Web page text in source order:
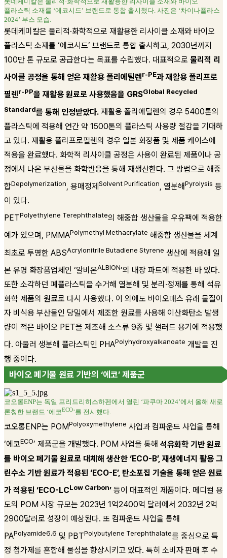
플라스틱 소재를 ‘에코시드’ 브랜드로 통합 출시했다. 사진은 ‘차이나플라스
2024’ 부스 모습.
롯데케미칼은 물리적·화학적으로 재활용한 리사이클 소재와 바이오
플라스틱 소재를 ‘에코시드’ 브랜드로 통합 출시하고, 2030년까지
100만 톤 규모로 공급한다는 목표를 수립했다. 대표적으로 물리적 리
사이클 공정을 통해 얻은 재활용 폴리에틸렌r-PE과 재활용 폴리프로
필렌r-PP을 재활용 원료로 사용했음을 GRSGlobal Recycled
Standard를 통해 인정받았다. 재활용 폴리에틸렌의 경우 5400톤의
플라스틱에 적용해 연간 약 1500톤의 플라스틱 사용량 절감을 기대하
고 있다. 재활용 폴리프로필렌의 경우 일본 화장품 및 제품 케이스에
적용을 완료했다. 화학적 리사이클 공정은 사용이 완료된 제품이나 공
정에서 나온 부산물을 화학반응을 통해 재생산한다. 그 방법으로 해중
합Depolymerization, 용매정제Solvent Purification, 열분해Pyrolysis 등
이 있다.
PETPolyethylene Terephthalate의 해중합 생산물을 우유팩에 적용한
예가 있으며, PMMAPolymethyl Methacrylate 해중합 생산물을 세계
최초로 투명한 ABSAcrylonitrile Butadiene Styrene 생산에 적용해 일
본 유명 화장품업체인 ‘알비온ALBION’의 내장 파트에 적용한 바 있다.
또한 소각하던 폐플라스틱을 수거해 열분해 및 분리·정제를 통해 석유
화학 제품의 원료로 다시 사용했다. 이 외에도 바이오매스 유래 물질이
자 비식용 부산물인 당밀에서 제조한 원료를 사용해 이산화탄소 발생
량이 적은 바이오 PET을 제조해 소스류 9종 및 샐러드 용기에 적용했
다. 아울러 생분해 플라스틱인 PHAPolyhydroxyalkanoate 개발을 진
행 중이다.
바이오 폐기물 원료 기반의 ‘에코’ 제품군
코오롱ENP는 독일 프리드리히스하펜에서 열린 ‘파쿠마 2024’에서 올해 새로
론칭한 브랜드 ‘에코ECO’를 전시했다.
코오롱ENP는 POMPolyoxymethylene 사업과 컴파운드 사업을 통해
‘에코ECO’ 제품군을 개발했다. POM 사업을 통해 석유화학 기반 원료
를 바이오 폐기물 원료로 대체해 생산한 ‘ECO-B’, 재생에너지 활용 그
린수소 기반 원료가 적용된 ‘ECO-E’, 탄소포집 기술을 통해 얻은 원료
가 적용된 ‘ECO-LCLow Carbon’ 등이 대표적인 제품이다. 메디컬 용
도의 POM 시장 규모는 2023년 1억2400억 달러에서 2032년 2억
2900달러로 성장이 예상된다. 또 컴파운드 사업을 통해
PAPolyamide6.6 및 PBTPolybutylene Terephthalate를 중심으로 특
정 첨가제를 혼합해 물성을 향상시키고 있다. 특히 소비자 판매 후 수